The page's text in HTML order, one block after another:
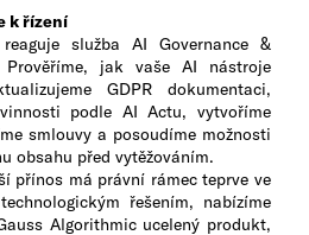
k řízení
služba AI Governance &
jak vaše AI nástroje
GDPR dokumentaci,
podle AI Actu, vytvoříme
smlouvy a posoudíme možnosti
obsahu před vytěžováním.
přínos má právní rámec teprve ve
řešením, nabízíme
Algorithmic ucelený produkt,